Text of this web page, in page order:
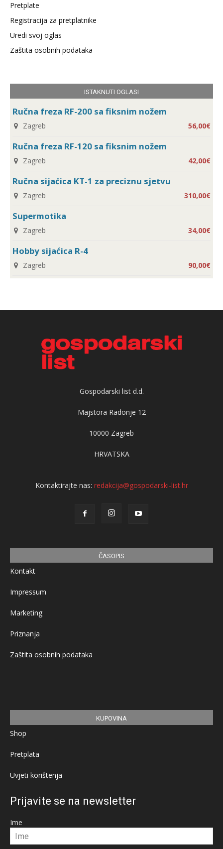
Pretplate
Registracija za pretplatnike
Uredi svoj oglas
Zaštita osobnih podataka
ISTAKNUTI OGLASI
Ručna freza RF-200 sa fiksnim nožem
Zagreb 56,00€
Ručna freza RF-120 sa fiksnim nožem
Zagreb 42,00€
Ručna sijaćica KT-1 za preciznu sjetvu
Zagreb 310,00€
Supermotika
Zagreb 34,00€
Hobby sijaćica R-4
Zagreb 90,00€
Gospodarski list d.d.
Majstora Radonje 12
10000 Zagreb
HRVATSKA
Kontaktirajte nas: redakcija@gospodarski-list.hr
ČASOPIS
Kontakt
Impressum
Marketing
Priznanja
Zaštita osobnih podataka
KUPOVINA
Shop
Pretplata
Uvjeti korištenja
Prijavite se na newsletter
Ime